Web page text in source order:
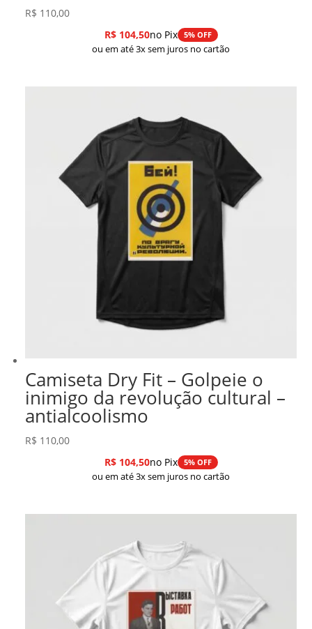
R$ 110,00
R$104,50no Pix 5% OFF
ou em até 3x sem juros no cartão
Camiseta Dry Fit – Golpeie o
inimigo da revolução cultural –
antialcoolismo
R$ 110,00
R$104,50no Pix 5% OFF
ou em até 3x sem juros no cartão